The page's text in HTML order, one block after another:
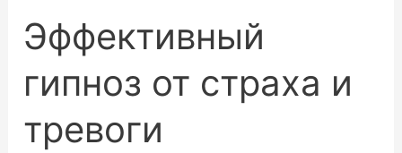
Эффективный
гипноз от страха и
тревоги